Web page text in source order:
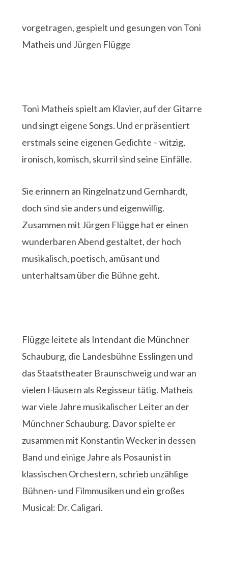
vorgetragen, gespielt und gesungen von Toni
Matheis und Jürgen Flügge
Toni Matheis spielt am Klavier, auf der Gitarre
und singt eigene Songs. Und er präsentiert
erstmals seine eigenen Gedichte – witzig,
ironisch, komisch, skurril sind seine Einfälle.
Sie erinnern an Ringelnatz und Gernhardt,
doch sind sie anders und eigenwillig.
Zusammen mit Jürgen Flügge hat er einen
wunderbaren Abend gestaltet, der hoch
musikalisch, poetisch, amüsant und
unterhaltsam über die Bühne geht.
Flügge leitete als Intendant die Münchner
Schauburg, die Landesbühne Esslingen und
das Staatstheater Braunschweig und war an
vielen Häusern als Regisseur tätig. Matheis
war viele Jahre musikalischer Leiter an der
Münchner Schauburg. Davor spielte er
zusammen mit Konstantin Wecker in dessen
Band und einige Jahre als Posaunist in
klassischen Orchestern, schrieb unzählige
Bühnen- und Filmmusiken und ein großes
Musical: Dr. Caligari.